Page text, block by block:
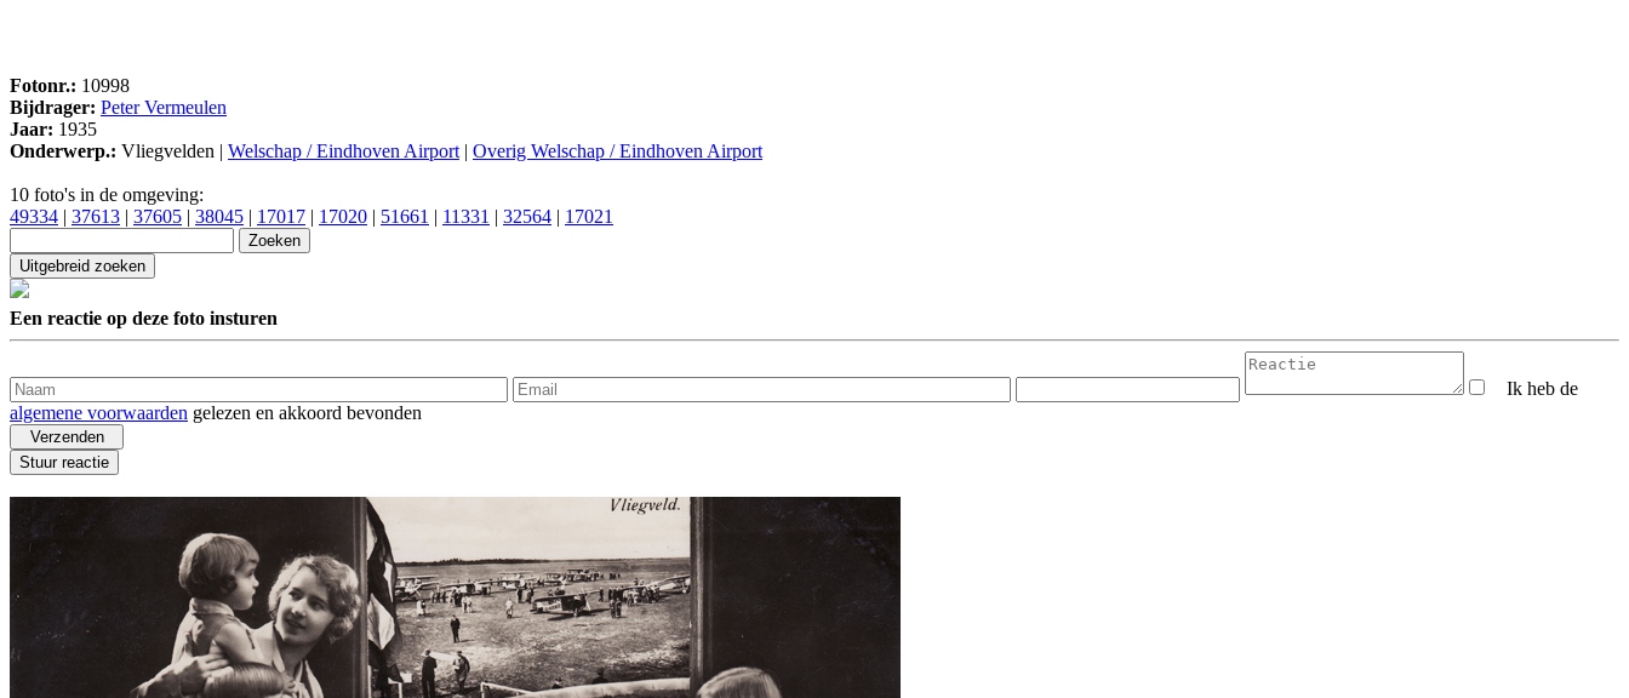
Fotonr.: 10998
Bijdrager: Peter Vermeulen
Jaar: 1935
Onderwerp.: Vliegvelden | Welschap / Eindhoven Airport| Overig Welschap / Eindhoven Airport
10 foto's in de omgeving:
49334
37613 37605 38045 17017 17020 51661 11331 32564 17021
Een reactie op deze foto insturen
Ik heb de
algemene voorwaarden gelezen en akkoord bevonden